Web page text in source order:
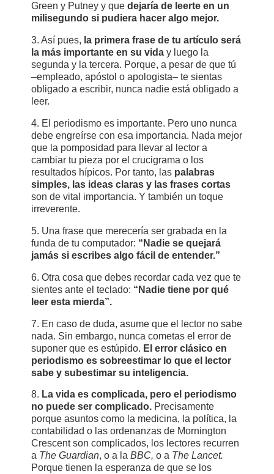
Green y Putney y que dejaría de leerte en un
milisegundo si pudiera hacer algo mejor.
3. Así pues, la primera frase de tu artículo será
la más importante en su vida y luego la
segunda y la tercera. Porque, a pesar de que tú
–empleado, apóstol o apologista– te sientas
obligado a escribir, nunca nadie está obligado a
leer.
4. El periodismo es importante. Pero uno nunca
debe engreírse con esa importancia. Nada mejor
que la pomposidad para llevar al lector a
cambiar tu pieza por el crucigrama o los
resultados hípicos. Por tanto, las palabras
simples, las ideas claras y las frases cortas
son de vital importancia. Y también un toque
irreverente.
5. Una frase que merecería ser grabada en la
funda de tu computador: “Nadie se quejará
jamás si escribes algo fácil de entender.”
6. Otra cosa que debes recordar cada vez que te
sientes ante el teclado: “Nadie tiene por qué
leer esta mierda”.
7. En caso de duda, asume que el lector no sabe
nada. Sin embargo, nunca cometas el error de
suponer que es estúpido. El error clásico en
periodismo es sobreestimar lo que el lector
sabe y subestimar su inteligencia.
8. La vida es complicada, pero el periodismo
no puede ser complicado. Precisamente
porque asuntos como la medicina, la política, la
contabilidad o las ordenanzas de Mornington
Crescent son complicados, los lectores recurren
a The Guardian, o a la BBC, o a The Lancet.
Porque tienen la esperanza de que se los